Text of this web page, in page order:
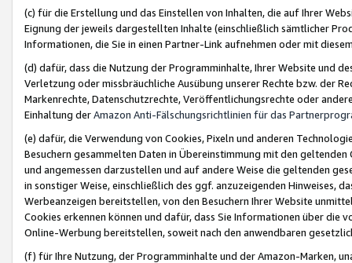
(c) für die Erstellung und das Einstellen von Inhalten, die auf Ihrer
Eignung der jeweils dargestellten Inhalte (einschließlich sämtlicher
Informationen, die Sie in einen Partner-Link aufnehmen oder mit
(d) dafür, dass die Nutzung der Programminhalte, Ihrer Website und
Verletzung oder missbräuchliche Ausübung unserer Rechte bzw. der
Markenrechte, Datenschutzrechte, Veröffentlichungsrechte oder
Einhaltung derAmazon Anti-Fälschungsrichtlinien für das
(e) dafür, die Verwendung von Cookies, Pixeln und anderen
Besuchern gesammelten Daten in Übereinstimmung mit den
und angemessen darzustellen und auf andere Weise die geltenden
in sonstiger Weise, einschließlich des ggf. anzuzeigenden Hinweises,
Werbeanzeigen bereitstellen, von den Besuchern Ihrer Website
Cookies erkennen können und dafür, dass Sie Informationen über die
Online-Werbung bereitstellen, soweit nach den anwendbaren
(f) für Ihre Nutzung, der Programminhalte und der Amazon-Marken,